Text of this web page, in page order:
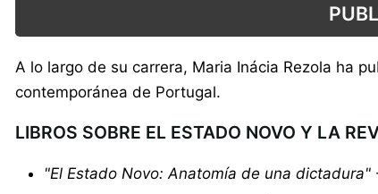
A lo largo de su carrera, Maria Inácia Rezola ha
contemporánea de Portugal.
LIBROS SOBRE EL ESTADO NOVO Y LA
"El Estado Novo: Anatomía de una dictadura"